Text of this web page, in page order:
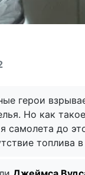
герои
Но как такое
самолета до
топлива